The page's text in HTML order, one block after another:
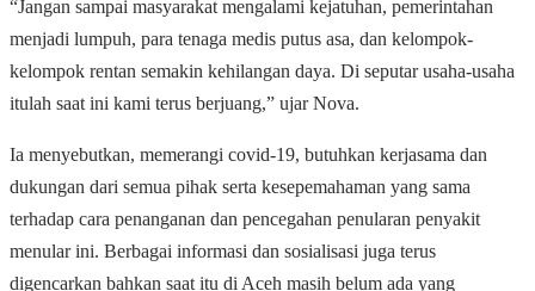
“Jangan sampai masyarakat mengalami kejatuhan, pemerintahan
menjadi lumpuh, para tenaga medis putus asa, dan kelompok-
kelompok rentan semakin kehilangan daya. Di seputar usaha-usaha
itulah saat ini kami terus berjuang,” ujar Nova.
Ia menyebutkan, memerangi covid-19, butuhkan kerjasama dan
dukungan dari semua pihak serta kesepemahaman yang sama
terhadap cara penanganan dan pencegahan penularan penyakit
menular ini. Berbagai informasi dan sosialisasi juga terus
digencarkan bahkan saat itu di Aceh masih belum ada yang